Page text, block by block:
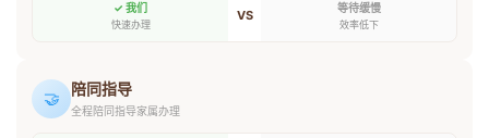
✓ 我们
快速办理
VS 等待缓慢
效率低下
🤝 陪同指导
全程陪同指导家属办理